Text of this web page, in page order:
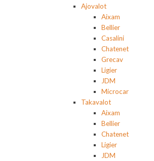
Ajovalot
Aixam
Bellier
Casalini
Chatenet
Grecav
Ligier
JDM
Microcar
Takavalot
Aixam
Bellier
Chatenet
Ligier
JDM